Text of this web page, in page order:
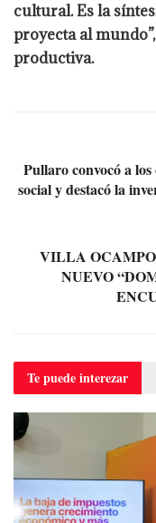
cultural. Es la
proyecta al
productiva.
Pullaro convocó a
social y destacó la
VILLA
NUEVO
Te puedeinterezar